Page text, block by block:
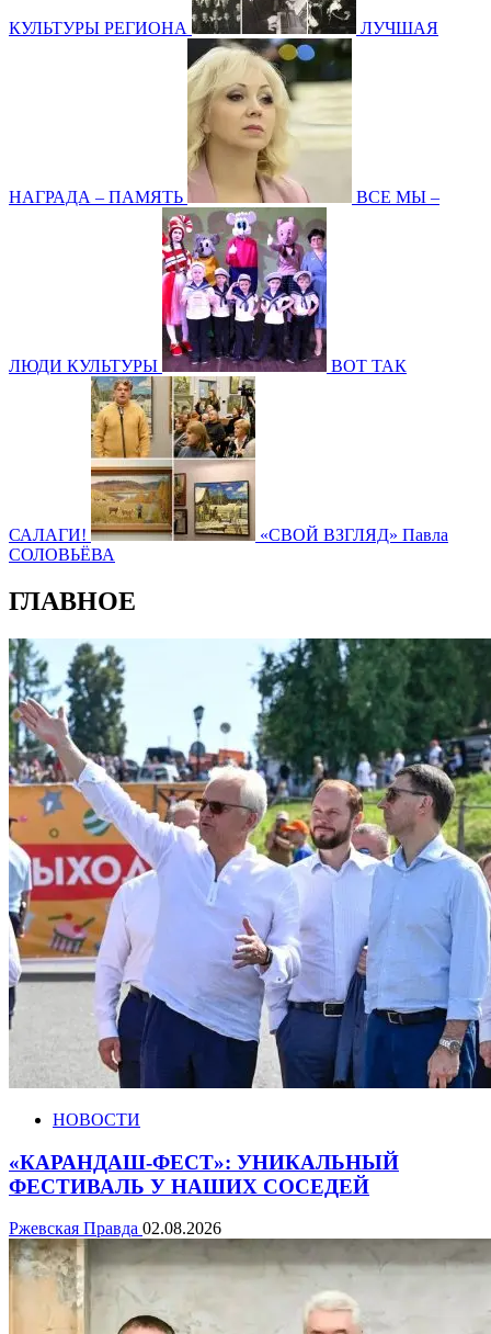
КУЛЬТУРЫ РЕГИОНА ЛУЧШАЯ
НАГРАДА – ПАМЯТЬ ВСЕ МЫ –
ЛЮДИ КУЛЬТУРЫ ВОТ ТАК
САЛАГИ!
«СВОЙ ВЗГЛЯД» Павла
СОЛОВЬЁВА
ГЛАВНОЕ
НОВОСТИ
«КАРАНДАШ-ФЕСТ»: УНИКАЛЬНЫЙ
ФЕСТИВАЛЬ У НАШИХ СОСЕДЕЙ
Ржевская Правда 02.08.2026